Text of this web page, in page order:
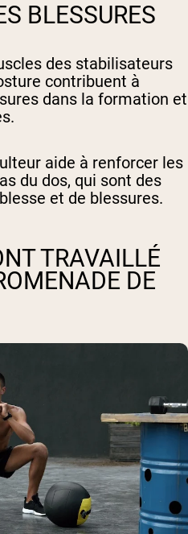
BLESSURES
des stabilisateurs
contribuent à
dans la formation et
aide à renforcer les
du dos, qui sont des
et de blessures.
TRAVAILLÉ
DE